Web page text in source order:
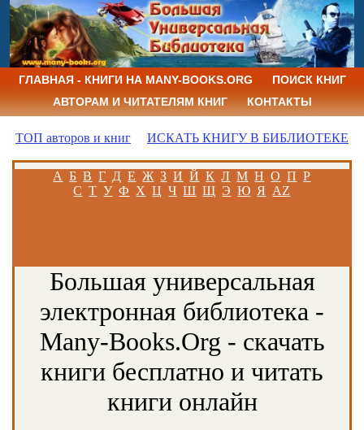
ГЛАВНАЯ - КНИГИ НА MANY-BOOKS.ORG
ПОИСК КНИГ
АВТОРАМ И ЧИТАТЕЛЯМ КНИГ
КОНТАКТЫ
ТОП авторов и книг ИСКАТЬ КНИГУ В БИБЛИОТЕКЕ
А Б В Г Д Е Ж З И Й К Л М Н О П Р
С Т У Ф Х Ц Ч Ш Щ Э Ю Я AZ
Большая универсальная
электронная библиотека -
Many-Books.Org - скачать
книги бесплатно и читать
книги онлайн